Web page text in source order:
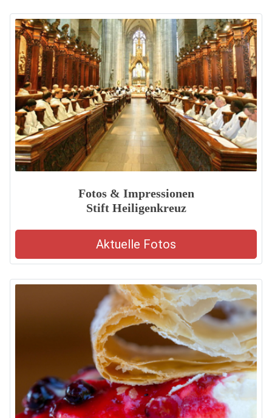
Fotos & Impressionen
Stift Heiligenkreuz
Aktuelle Fotos